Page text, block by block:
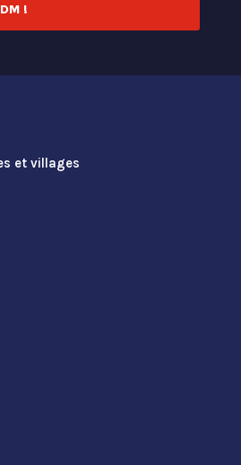
!
et villages